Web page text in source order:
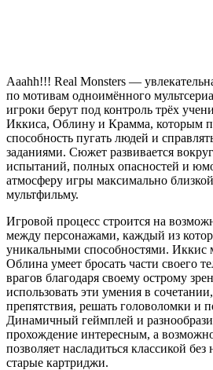
Aaahh!!! Real Monsters —
по мотивам одноимённого
игроки берут под контроль трёх
Иккиса, Облину и Крамма, которым
способность пугать людей и
заданиями. Сюжет развивается
испытаний, полных опасностей и
атмосферу игры максимально
мультфильму.
Игровой процесс строится на
между персонажами, каждый из
уникальными способностями. Иккис
Облина умеет бросать части своего
врагов благодаря своему острому
использовать эти умения в
препятствия, решать головоломки и
Динамичный геймплей и
прохождение интересным, а
позволяет насладиться классикой
старые картриджи.